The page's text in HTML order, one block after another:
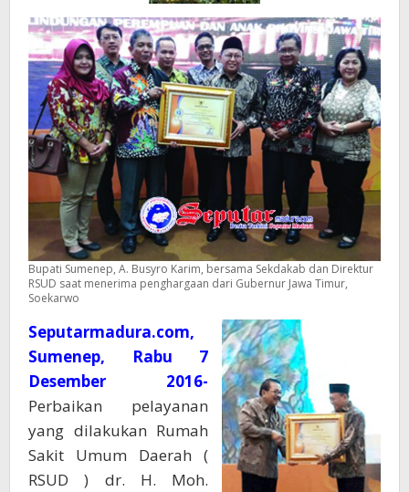
Bupati Sumenep, A. Busyro Karim, bersama Sekdakab dan Direktur
RSUD saat menerima penghargaan dari Gubernur Jawa Timur,
Soekarwo
Seputarmadura.com,
Sumenep, Rabu 7
Desember 2016-
Perbaikan pelayanan
yang dilakukan Rumah
Sakit Umum Daerah (
RSUD ) dr. H. Moh.